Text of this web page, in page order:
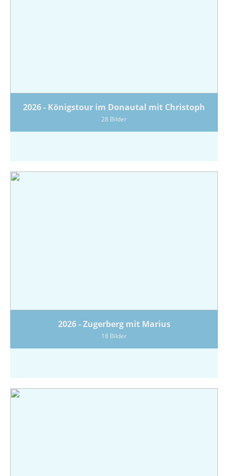
2026 - Königstour im Donautal mit Christoph
28 Bilder
2026 - Zugerberg mit Marius
18 Bilder